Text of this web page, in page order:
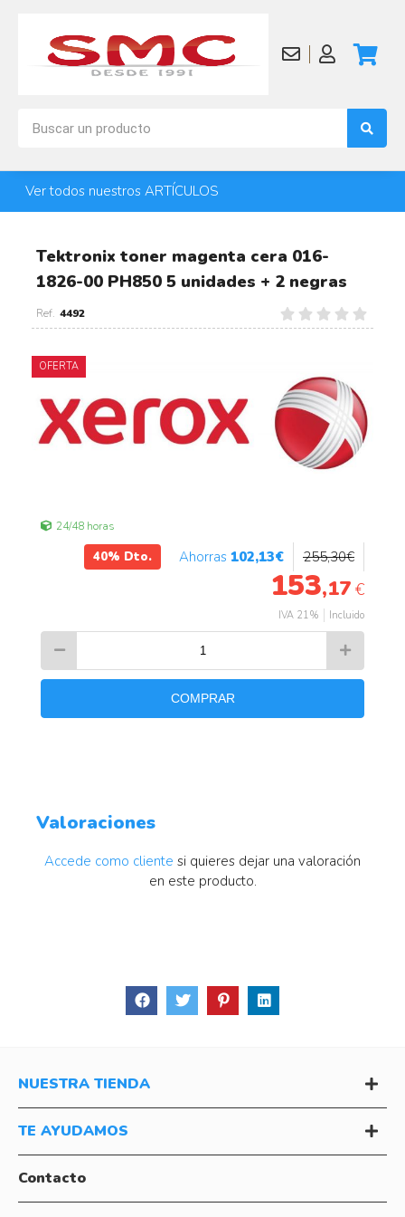
Ver todos nuestros ARTÍCULOS
Tektronix toner magenta cera 016-
1826-00 PH850 5 unidades + 2 negras
4492
OFERTA
24/48 horas
40% Dto. 102,13€ 255,30€
153,17 €
IVA 21% Incluido
COMPRAR
Valoraciones
Accede como cliente si quieres dejar una valoración
en este producto.
NUESTRA TIENDA
TE AYUDAMOS
Contacto